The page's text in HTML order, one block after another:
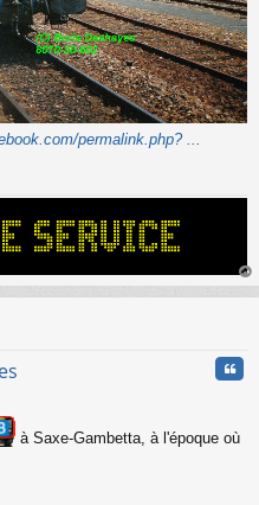
permalink.php? ...
au
à Saxe-Gambetta, à l'époque où